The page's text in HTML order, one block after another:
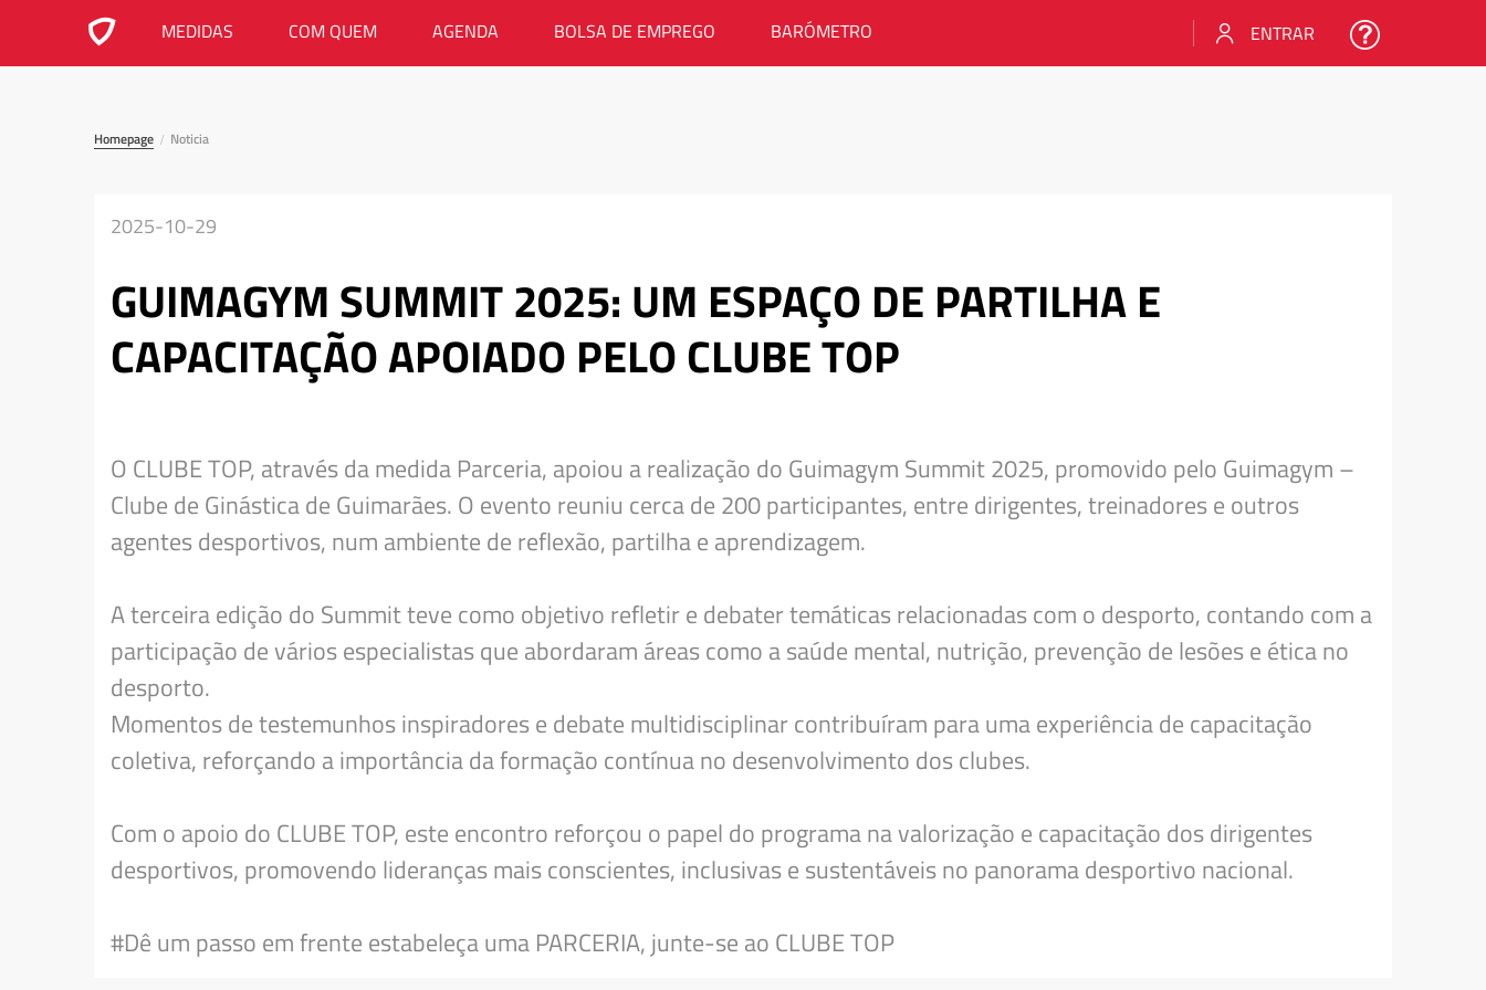
MEDIDAS COM QUEM AGENDA BOLSA DE EMPREGO BARÓMETRO ENTRAR
Homepage / Noticia
2025-10-29
GUIMAGYM SUMMIT 2025: UM ESPAÇO DE PARTILHA E
CAPACITAÇÃO APOIADO PELO CLUBE TOP
O CLUBE TOP, através da medida Parceria, apoiou a realização do Guimagym Summit 2025, promovido pelo Guimagym –
Clube de Ginástica de Guimarães. O evento reuniu cerca de 200 participantes, entre dirigentes, treinadores e outros
agentes desportivos, num ambiente de reflexão, partilha e aprendizagem.
A terceira edição do Summit teve como objetivo refletir e debater temáticas relacionadas com o desporto, contando com a
participação de vários especialistas que abordaram áreas como a saúde mental, nutrição, prevenção de lesões e ética no
desporto.
Momentos de testemunhos inspiradores e debate multidisciplinar contribuíram para uma experiência de capacitação
coletiva, reforçando a importância da formação contínua no desenvolvimento dos clubes.
Com o apoio do CLUBE TOP, este encontro reforçou o papel do programa na valorização e capacitação dos dirigentes
desportivos, promovendo lideranças mais conscientes, inclusivas e sustentáveis no panorama desportivo nacional.
#Dê um passo em frente estabeleça uma PARCERIA, junte-se ao CLUBE TOP
Deseja apagar o ficheiro?